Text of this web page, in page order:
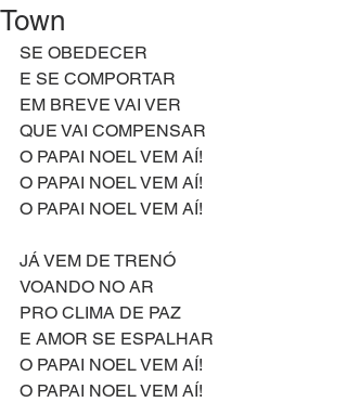
Town
SE OBEDECER
E SE COMPORTAR
EM BREVE VAI VER
QUE VAI COMPENSAR
O PAPAI NOEL VEM AÍ!
O PAPAI NOEL VEM AÍ!
O PAPAI NOEL VEM AÍ!
JÁ VEM DE TRENÓ
VOANDO NO AR
PRO CLIMA DE PAZ
E AMOR SE ESPALHAR
O PAPAI NOEL VEM AÍ!
O PAPAI NOEL VEM AÍ!